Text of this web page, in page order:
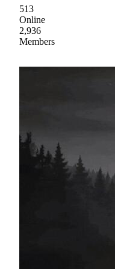
513
Online
2,936
Members